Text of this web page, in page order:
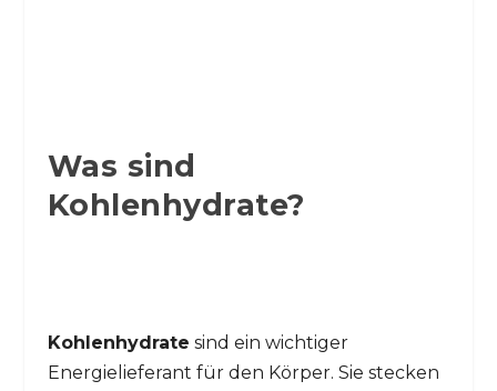
Was sind
Kohlenhydrate?
Kohlenhydrate sind ein wichtiger
Energielieferant für den Körper. Sie stecken